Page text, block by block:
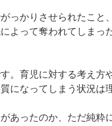
っかりさせられたこ
よって奪われてしまっ
。育児に対する考え
になってしまう状況は
あったのか、ただ純粋